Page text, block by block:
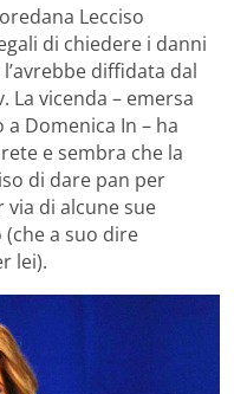
Lecciso
di chiedere i danni
diffidata dal
vicenda – emersa
Domenica In – ha
e sembra che la
di dare pan per
via di alcune sue
(che a suo dire
lei).